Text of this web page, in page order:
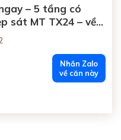
– 5 tầng có
sát MT TX24 – về
Nhắn Zalo
về căn này